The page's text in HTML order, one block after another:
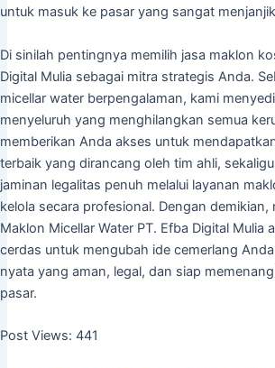
untuk masuk ke pasar yang sangat
Di sinilah pentingnya memilih jasa maklon
Digital Mulia sebagai mitra strategis Anda.
micellar water berpengalaman, kami
menyeluruh yang menghilangkan semua
memberikan Anda akses untuk
terbaik yang dirancang oleh tim ahli,
jaminan legalitas penuh melalui layanan
kelola secara profesional. Dengan demikian,
Maklon Micellar Water PT. Efba Digital Mulia
cerdas untuk mengubah ide cemerlang
nyata yang aman, legal, dan siap
pasar.
Post Views: 441